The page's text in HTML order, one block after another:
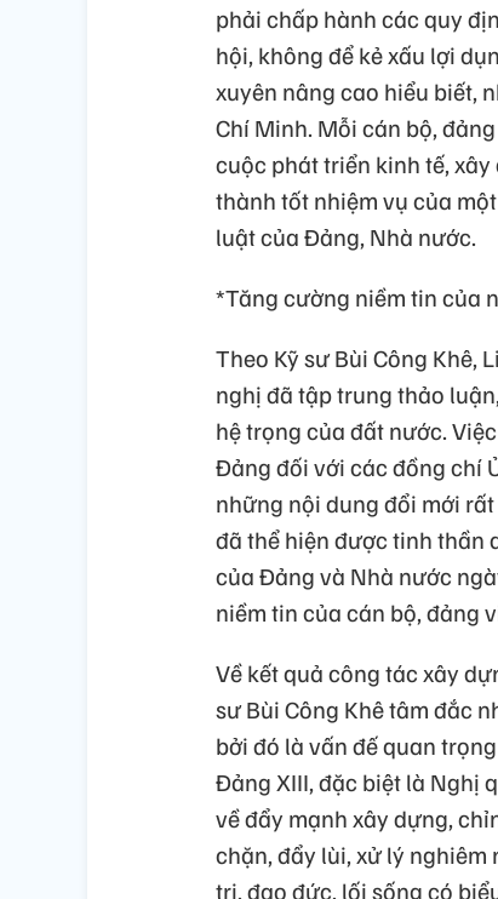
phải chấp hành các quy
hội, không để kẻ xấu lợi
xuyên nâng cao hiểu biết,
Chí Minh. Mỗi cán bộ,
cuộc phát triển kinh tế,
thành tốt nhiệm vụ của
luật của Đảng, Nhà nước.
*Tăng cường niềm tin của
Theo Kỹ sư Bùi Công Khê,
nghị đã tập trung thảo
hệ trọng của đất nước.
Đảng đối với các đồng chí
những nội dung đổi mới
đã thể hiện được tinh thần
của Đảng và Nhà nước
niềm tin của cán bộ, đảng
Về kết quả công tác xây
sư Bùi Công Khê tâm đắc
bởi đó là vấn đế quan
Đảng XIII, đặc biệt là Nghị
về đẩy mạnh xây dựng,
chặn, đẩy lùi, xử lý
trị, đạo đức, lối sống có